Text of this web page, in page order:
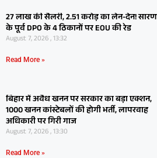
27 लाख की सैलरी, 2.51 करोड़ का लेन-देन! सारण
के पूर्व DPO के 4 ठिकानों पर EOU की रेड
August 7, 2026 , 13:32
Read More »
बिहार में अवैध खनन पर सरकार का बड़ा एक्शन,
1000 खनन कांस्टेबलों की होगी भर्ती, लापरवाह
अधिकारी पर गिरी गाज
August 7, 2026 , 13:30
Read More »